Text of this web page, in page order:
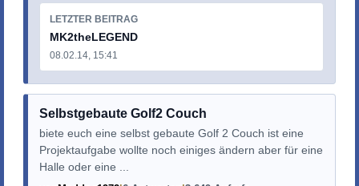
LETZTER BEITRAG
MK2theLEGEND
08.02.14, 15:41
Selbstgebaute Golf2 Couch
biete euch eine selbst gebaute Golf 2 Couch ist eine
Projektaufgabe wollte noch einiges ändern aber für eine
Halle oder eine ...